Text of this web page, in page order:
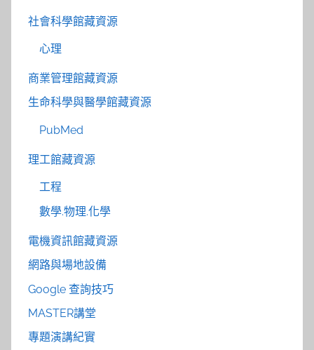
社會科學館藏資源
心理
商業管理館藏資源
生命科學與醫學館藏資源
PubMed
理工館藏資源
工程
數學.物理.化學
電機資訊館藏資源
網路與場地設備
Google 查詢技巧
MASTER講堂
專題演講紀實